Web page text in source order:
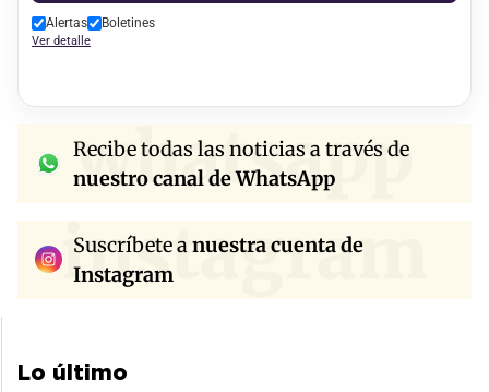
Alertas Boletines
Ver detalle
whatsapp
Recibe todas las noticias a través de
nuestro canal de WhatsApp
instagram
Suscríbete anuestra cuenta de
Instagram
Lo último